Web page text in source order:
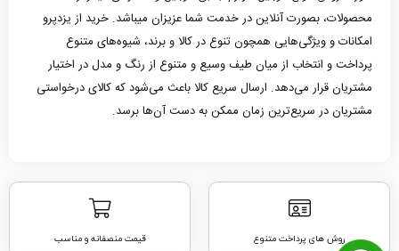
محصولات، بصورت آنلاین در خدمت شما عزیزان میباشد. خرید از یزدپرو
امکانات و ویژگی‌هایی همچون تنوع در کالا و برند، شیوه‌های متنوع
پرداخت و انتخاب از میان طیف وسیع و متنوع از رنگ و مدل در اختیار
مشتریان قرار می‌دهد. ارسال سریع کالا باعث می‌شود که کالای درخواستی
مشتریان در سریع‌ترین زمان ممکن به دست آن‌ها برسد.
روش های پرداخت متنوع قیمت منصفانه و مناسب